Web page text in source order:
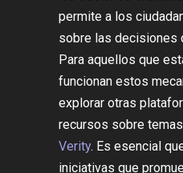
permite a los
sobre las decisiones
Para aquellos que
funcionan estos
explorar otras
recursos sobre
Verity. Es esencial
iniciativas que